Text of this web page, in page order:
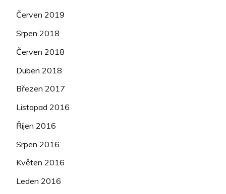
Červen 2019
Srpen 2018
Červen 2018
Duben 2018
Březen 2017
Listopad 2016
Říjen 2016
Srpen 2016
Květen 2016
Leden 2016